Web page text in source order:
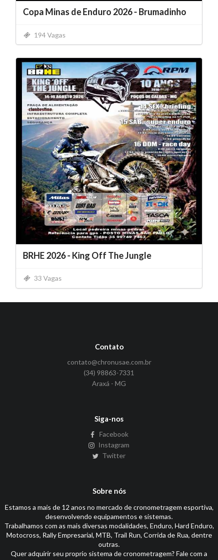
Copa Minas de Enduro 2026 - Brumadinho
194 Vagas
BRHE 2026 - King Off The Jungle
33 Vagas
Contato
contato@chronusae.com.br
(34) 98863-7331
Araxá - MG
Siga-nos
Facebook
Instagram
Twitter
Sobre nós
Estamos a mais de 12 anos no mercado de cronometragem esportiva,
desenvolvendo equipamentos e sistemas.
Trabalhamos com as mais diversas modalidades, Enduro, Hard Enduro,
Motocross, Rally Empresarial, MTB, Trail Run, Corrida de Rua, dentre
outras.
Quer adquirir seu proprio sistema de cronometragem? Fale com a